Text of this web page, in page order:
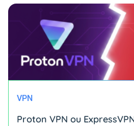
VPN
Proton VPN ou